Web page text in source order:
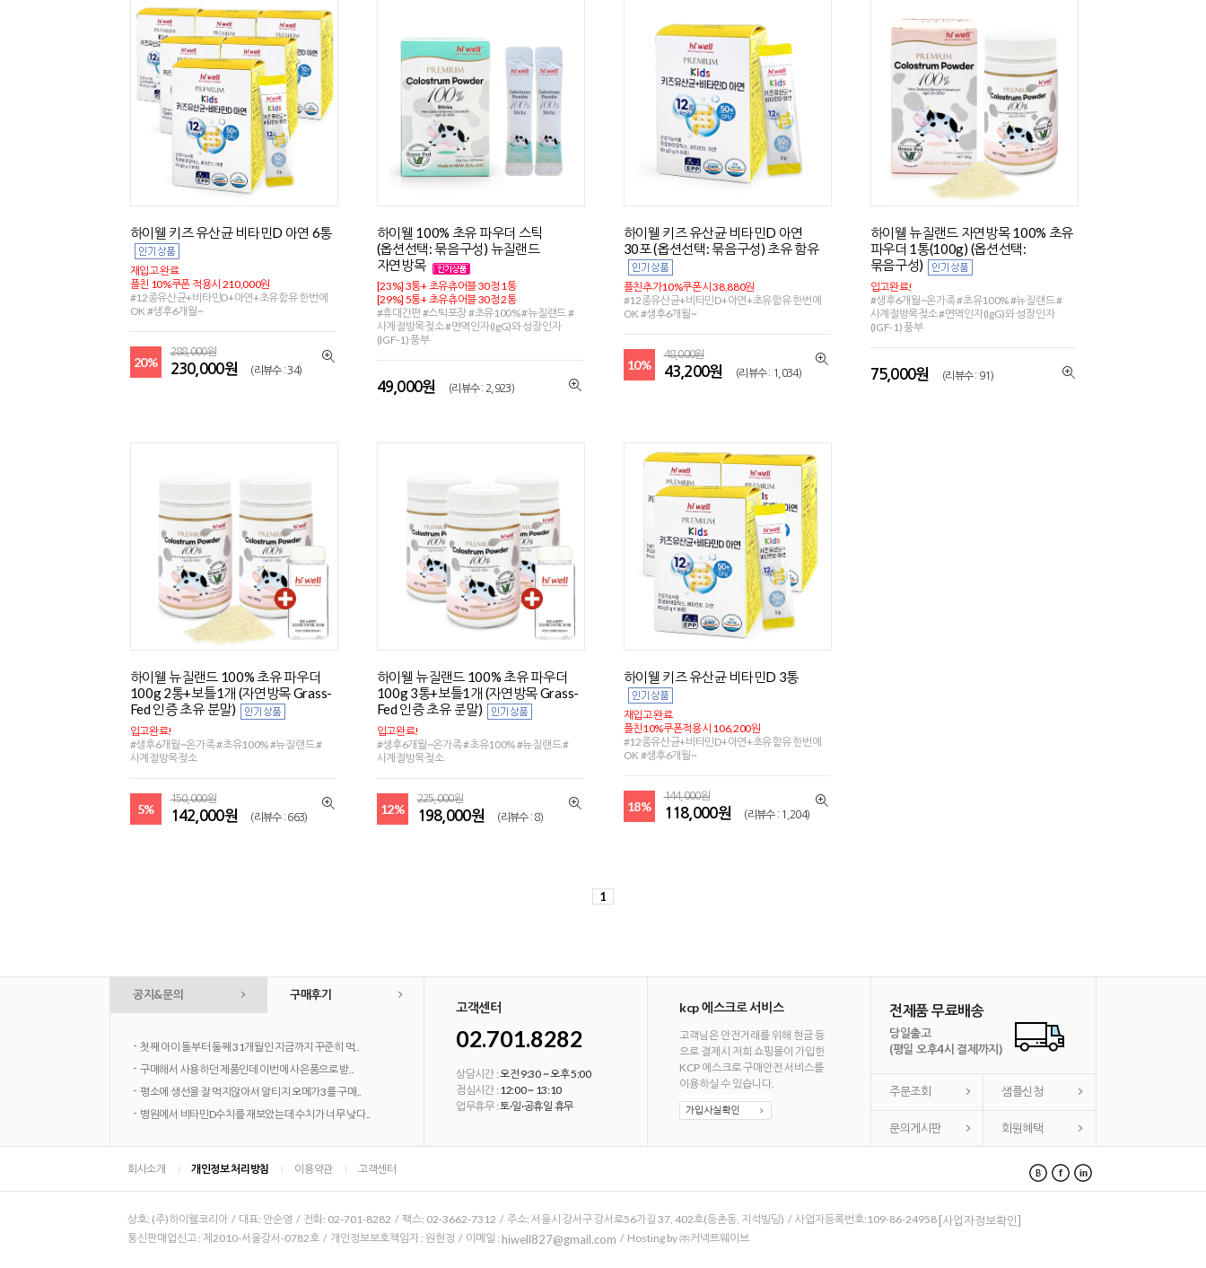
하이웰 키즈 유산균 비타민D 아연 6통
재입고 완료
플친 10%쿠폰 적용시 210,000원
#12종유산균+비타민D+아연+초유함유 한번에
OK #생후6개월~
20%
288,000원
230,000원 (리뷰수 : 34)
하이웰 100% 초유 파우더 스틱
(옵션선택: 묶음구성) 뉴질랜드
자연방목
[23%] 3통+ 초유츄어블 30정 1통
[29%] 5통+ 초유츄어블 30정 2통
#휴대간편 #스틱포장 #초유100% #뉴질랜드 #
사계절방목젖소 #면역인자(IgG)와 성장인자
(IGF-1) 풍부
49,000원 (리뷰수 : 2,923)
하이웰 키즈 유산균 비타민D 아연
30포 (옵션선택: 묶음구성) 초유 함유
플친추가10%쿠폰시 38,880원
#12종유산균+비타민D+아연+초유함유 한번에
OK #생후6개월~
10%
48,000원
43,200원 (리뷰수 : 1,034)
하이웰 뉴질랜드 자연방목 100% 초유
파우더 1통(100g) (옵션선택:
묶음구성)
입고완료!
#생후6개월~온가족 #초유100% #뉴질랜드 #
사계절방목젖소 #면역인자(IgG)와 성장인자
(IGF-1) 풍부
75,000원 (리뷰수 : 91)
하이웰 뉴질랜드 100% 초유 파우더
100g 2통+보틀1개 (자연방목 Grass-
Fed 인증 초유 분말)
입고완료!
#생후6개월~온가족 #초유100% #뉴질랜드 #
사계절방목젖소
5%
150,000원
142,000원 (리뷰수 : 663)
하이웰 뉴질랜드 100% 초유 파우더
100g 3통+보틀1개 (자연방목 Grass-
Fed 인증 초유 분말)
입고완료!
#생후6개월~온가족 #초유100% #뉴질랜드 #
사계절방목젖소
12%
225,000원
198,000원 (리뷰수 : 8)
하이웰 키즈 유산균 비타민D 3통
재입고 완료
플친10%쿠폰적용시 106,200원
#12종유산균+비타민D+아연+초유함유 한번에
OK #생후6개월~
18%
144,000원
118,000원 (리뷰수 : 1,204)
1
공지&문의 구매후기
- 첫째 아이 돌부터 둘째 31개월인 지금까지 꾸준히 먹..
- 구매해서 사용하던 제품인데 이번에 사은품으로 받..
- 평소에 생선을 잘 먹지않아서 알티지 오메가3를 구매..
- 병원에서 비타민D수치를 재보았는데 수치가 너무 낮다..
고객센터
02.701.8282
상담시간 :오전 9:30 ~ 오후 5:00
점심시간 : 12:00 ~ 13:10
업무휴무 :토·일·공휴일 휴무
kcp 에스크로 서비스
고객님은 안전거래를 위해 현금 등
으로 결제시 저희 쇼핑몰이 가입한
KCP 에스크로 구매안전 서비스를
이용하실 수 있습니다.
전제품 무료배송
당일출고
(평일 오후4시 결제까지)
주문조회 샘플신청
문의게시판 회원혜택
회사소개 개인정보 처리방침 이용약관 고객센터
상호: (주)하이웰코리아 / 대표: 안순영 / 전화: 02-701-8282 / 팩스: 02-3662-7312 / 주소: 서울시 강서구 강서로56가길 37, 402호(등촌동, 지석빌딩) / 사업자등록번호:109-86-24958 [사업자정보확인]
통신판매업신고 : 제2010-서울강서-0782호 / 개인정보보호책임자 : 원현정 / 이메일 : hiwell827@gmail.com / Hosting by ㈜커넥트웨이브